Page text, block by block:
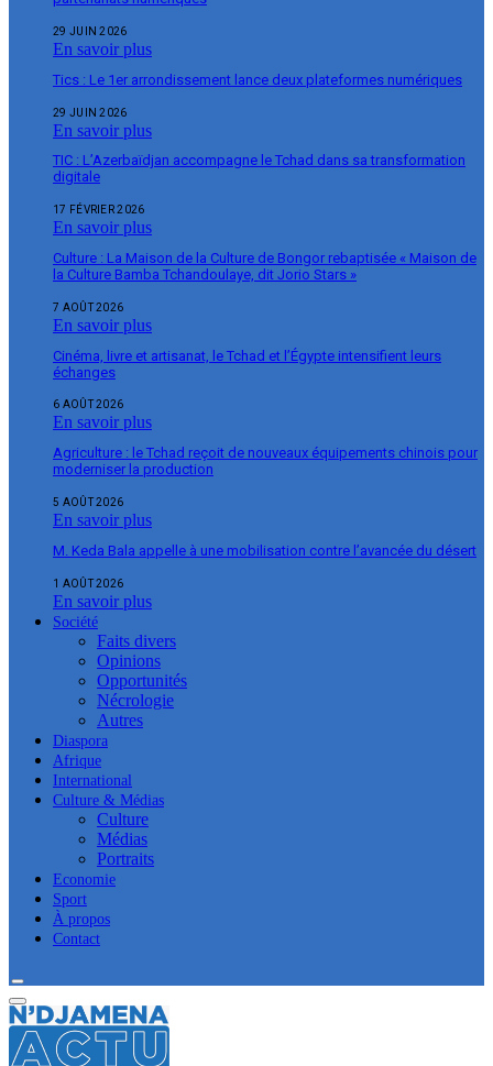
29 JUIN 2026
En savoir plus
Tics : Le 1er arrondissement lance deux plateformes numériques
29 JUIN 2026
En savoir plus
TIC : L’Azerbaïdjan accompagne le Tchad dans sa transformation
digitale
17 FÉVRIER 2026
En savoir plus
Culture : La Maison de la Culture de Bongor rebaptisée « Maison de
la Culture Bamba Tchandoulaye, dit Jorio Stars »
7 AOÛT 2026
En savoir plus
Cinéma, livre et artisanat, le Tchad et l’Égypte intensifient leurs
échanges
6 AOÛT 2026
En savoir plus
Agriculture : le Tchad reçoit de nouveaux équipements chinois pour
moderniser la production
5 AOÛT 2026
En savoir plus
M. Keda Bala appelle à une mobilisation contre l’avancée du désert
1 AOÛT 2026
En savoir plus
Société
Faits divers
Opinions
Opportunités
Nécrologie
Autres
Diaspora
Afrique
International
Culture & Médias
Culture
Médias
Portraits
Economie
Sport
À propos
Contact